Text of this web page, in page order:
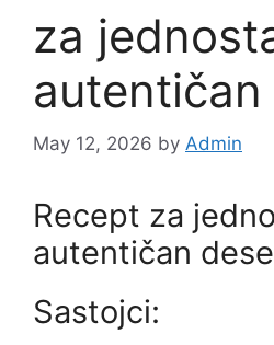
za
May 12, 2026 by Admin
Recept za
autentičan
Sastojci: